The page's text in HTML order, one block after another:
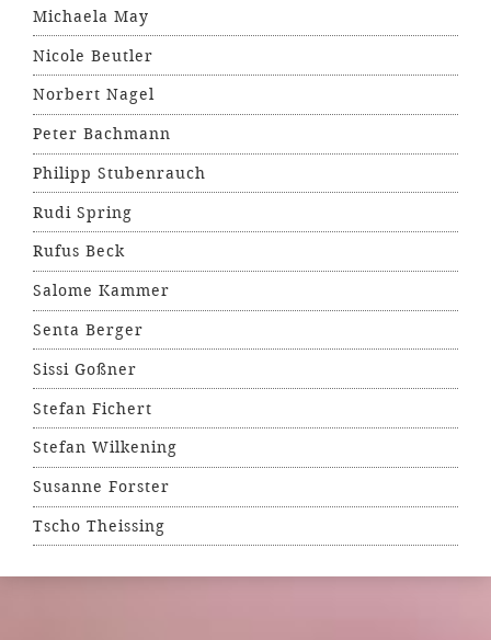
Michaela May
Nicole Beutler
Norbert Nagel
Peter Bachmann
Philipp Stubenrauch
Rudi Spring
Rufus Beck
Salome Kammer
Senta Berger
Sissi Goßner
Stefan Fichert
Stefan Wilkening
Susanne Forster
Tscho Theissing